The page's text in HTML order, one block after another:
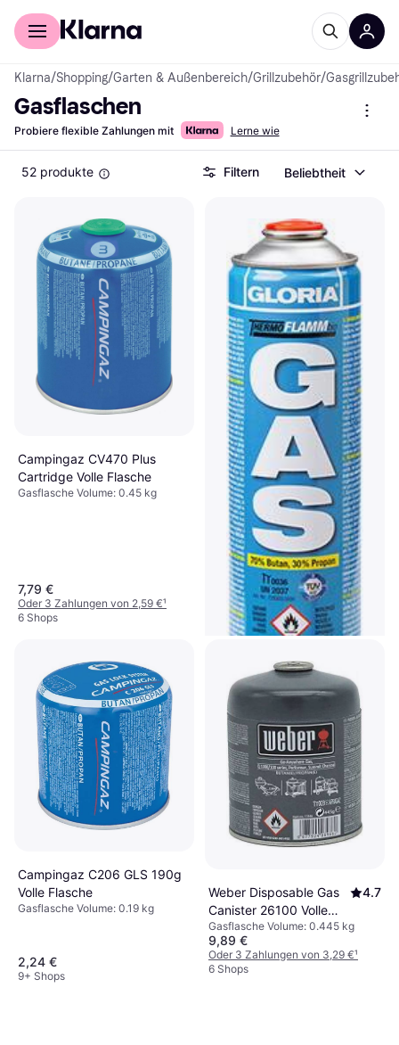
Für Shopper
Klarna/Shopping/Garten & Außenbereich/Grillzubehör/
Gasflaschen
Probiere flexible Zahlungen mit Lerne wie
52 produkte Filtern Beliebtheit
Campingaz CV470 Plus
Cartridge Volle Flasche
Gasflasche Volume: 0.45 kg
7,79 €
Oder 3 Zahlungen von 2,59 €¹
6 Shops
Gloria Thermoflamm Gas
Cartridge
Gasflasche
4,39 €
Oder 3 Zahlungen von 1,46 €¹
Campingaz C206 GLS 190g
Volle Flasche
Gasflasche Volume: 0.19 kg
2,24 €
9+ Shops
Weber Disposable Gas
Canister 26100 Volle
Flasche
4.7
Gasflasche Volume: 0.445 kg
9,89 €
Oder 3 Zahlungen von 3,29 €¹
6 Shops